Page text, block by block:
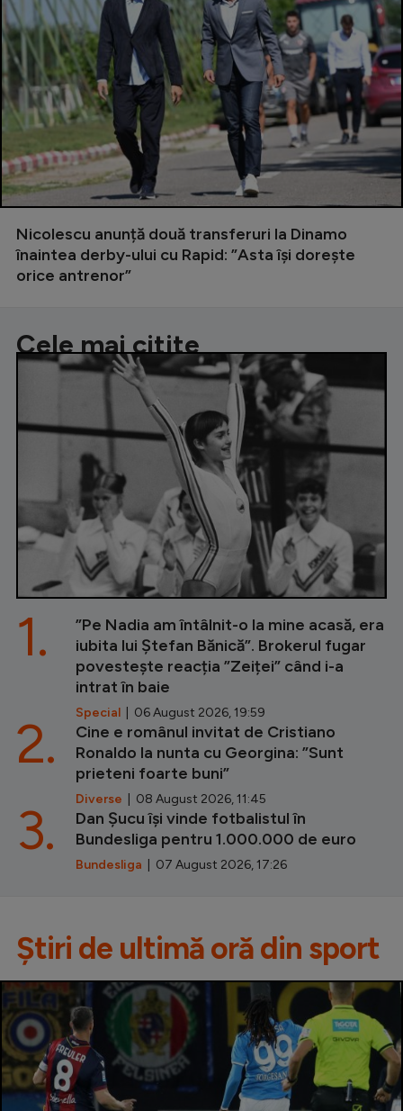
Nicolescu anunță două transferuri la Dinamo
înaintea derby-ului cu Rapid: ”Asta își dorește
orice antrenor”
Cele mai citite
”Pe Nadia am întâlnit-o la mine acasă, era
iubita lui Ștefan Bănică”. Brokerul fugar
povestește reacția ”Zeiței” când i-a
intrat în baie
Special | 06 August 2026, 19:59
1.
Cine e românul invitat de Cristiano
Ronaldo la nunta cu Georgina: ”Sunt
prieteni foarte buni”
Diverse | 08 August 2026, 11:45
2.
Dan Șucu își vinde fotbalistul în
Bundesliga pentru 1.000.000 de euro
Bundesliga | 07 August 2026, 17:26
3.
Știri de ultimă oră din sport